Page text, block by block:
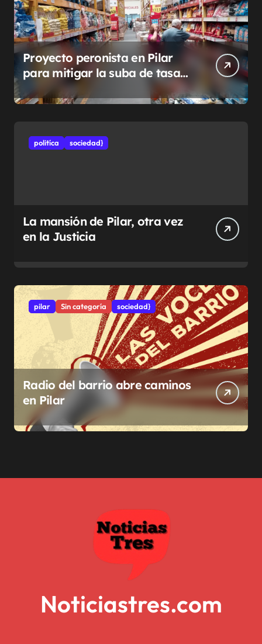
Proyecto peronista en Pilar
para mitigar la suba de tasas
municipales
politíca sociedad}
La mansión de Pilar, otra vez
en la Justicia
pilar Sin categoría sociedad}
Radio del barrio abre caminos
en Pilar
Noticiastres.com